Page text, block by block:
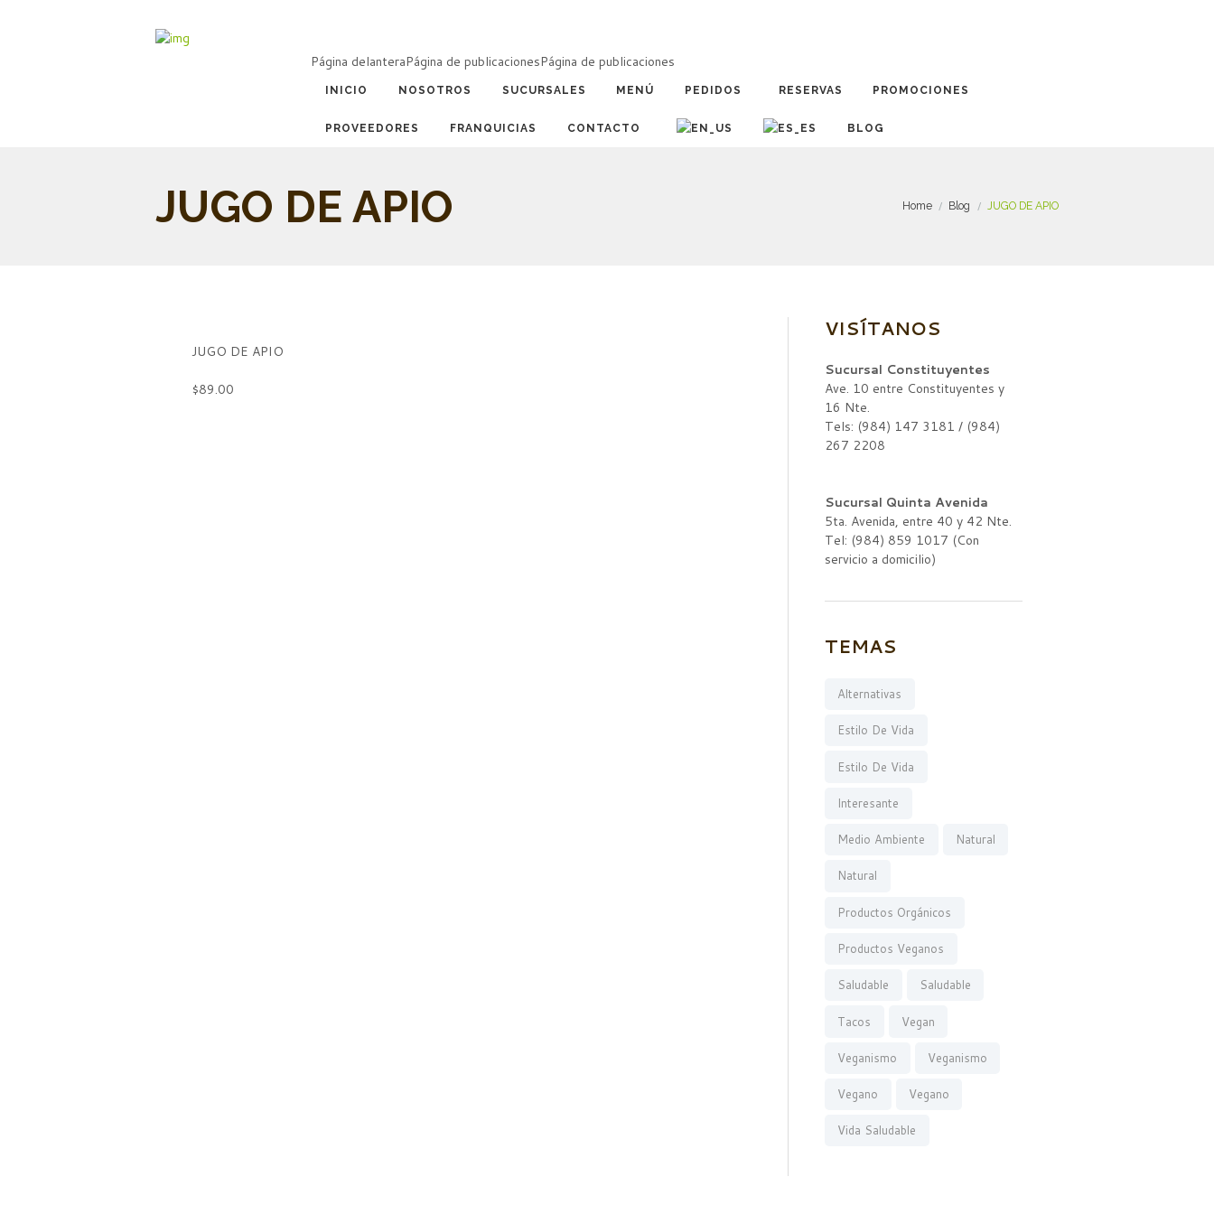
Página delanteraPágina de publicacionesPágina de publicaciones
INICIO NOSOTROS SUCURSALES MENÚ PEDIDOS RESERVAS PROMOCIONES
PROVEEDORES FRANQUICIAS CONTACTO BLOG
JUGO DE APIO Home Blog JUGO DE APIO
JUGO DE APIO
$89.00
VISÍTANOS
Sucursal Constituyentes
Ave. 10 entre Constituyentes y
16 Nte.
Tels: (984) 147 3181 / (984)
267 2208
Sucursal Quinta Avenida
5ta. Avenida, entre 40 y 42 Nte.
Tel: (984) 859 1017 (Con
servicio a domicilio)
TEMAS
Alternativas
Estilo De Vida
Estilo De Vida
Interesante
Medio Ambiente Natural
Natural
Productos Orgánicos
Productos Veganos
Saludable Saludable
Tacos Vegan
Veganismo Veganismo
Vegano Vegano
Vida Saludable